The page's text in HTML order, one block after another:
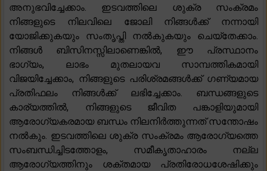
അനുഭവിച്ചേക്കാം. ഇടവത്തിലെ ശുക്ര സംക്രമം
നിങ്ങളുടെ നിലവിലെ ജോലി നിങ്ങൾക്ക് നന്നായി
യോജിക്കുകയും സംതൃപ്തി നൽകുകയും ചെയ്തേക്കാം.
നിങ്ങൾ ബിസിനസ്സിലാണെങ്കിൽ, ഈ പ്രസ്ഥാനം
ഭാഗ്യം, ലാഭം മുതലായവ സാമ്പത്തികമായി
വിജയിച്ചേക്കാം, നിങ്ങളുടെ പരിശ്രമങ്ങൾക്ക് ഗണ്യമായ
പ്രതിഫലം നിങ്ങൾക്ക് ലഭിച്ചേക്കാം. ബന്ധങ്ങളുടെ
കാര്യത്തിൽ, നിങ്ങളുടെ ജീവിത പങ്കാളിയുമായി
ആരോഗ്യകരമായ ബന്ധം നിലനിർത്തുന്നത് സന്തോഷം
നൽകും. ഇടവത്തിലെ ശുക്ര സംക്രമം ആരോഗ്യത്തെ
സംബന്ധിച്ചിടത്തോളം, സമീകൃതാഹാരം നല്ല
ആരോഗ്യത്തിനും ശക്തമായ പ്രതിരോധശേഷിക്കും